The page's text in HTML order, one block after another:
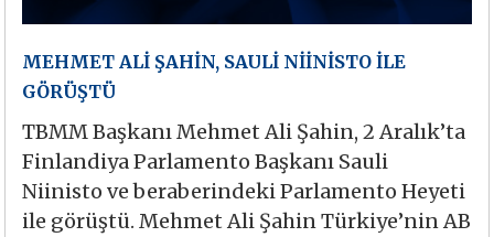
MEHMET ALİ ŞAHİN, SAULİ NİİNİSTO İLE
GÖRÜŞTÜ
TBMM Başkanı Mehmet Ali Şahin, 2 Aralık’ta
Finlandiya Parlamento Başkanı Sauli
Niinisto ve beraberindeki Parlamento Heyeti
ile görüştü. Mehmet Ali Şahin Türkiye’nin AB